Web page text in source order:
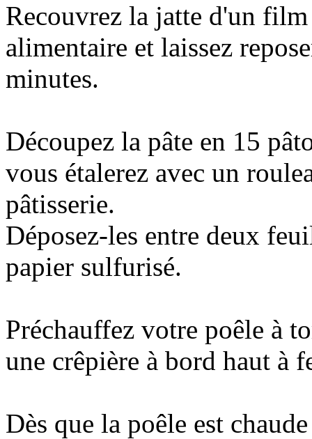
Recouvrez la jatte d'un film
alimentaire et laissez
minutes.
Découpez la pâte en 15
vous étalerez avec un
pâtisserie.
Déposez-les entre deux
papier sulfurisé.
Préchauffez votre poêle à
une crêpière à bord haut à
Dès que la poêle est